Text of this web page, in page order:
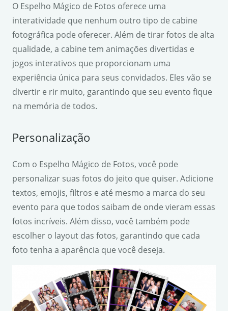
O Espelho Mágico de Fotos oferece uma
interatividade que nenhum outro tipo de cabine
fotográfica pode oferecer. Além de tirar fotos de alta
qualidade, a cabine tem animações divertidas e
jogos interativos que proporcionam uma
experiência única para seus convidados. Eles vão se
divertir e rir muito, garantindo que seu evento fique
na memória de todos.
Personalização
Com o Espelho Mágico de Fotos, você pode
personalizar suas fotos do jeito que quiser. Adicione
textos, emojis, filtros e até mesmo a marca do seu
evento para que todos saibam de onde vieram essas
fotos incríveis. Além disso, você também pode
escolher o layout das fotos, garantindo que cada
foto tenha a aparência que você deseja.